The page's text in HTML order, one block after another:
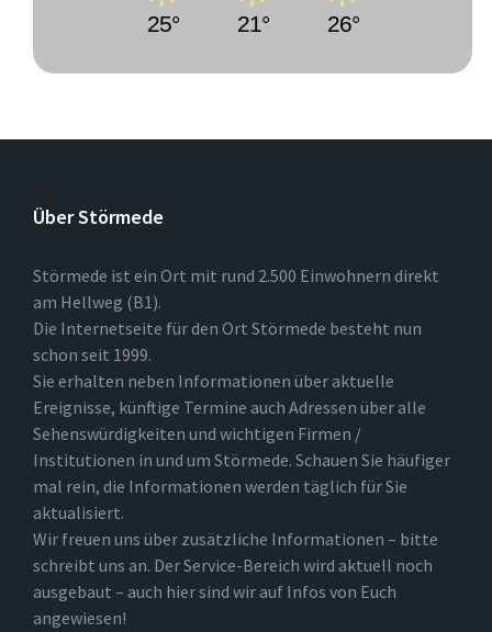
25° 21° 26°
Über Störmede
Störmede ist ein Ort mit rund 2.500 Einwohnern direkt
am Hellweg (B1).
Die Internetseite für den Ort Störmede besteht nun
schon seit 1999.
Sie erhalten neben Informationen über aktuelle
Ereignisse, künftige Termine auch Adressen über alle
Sehenswürdigkeiten und wichtigen Firmen /
Institutionen in und um Störmede. Schauen Sie häufiger
mal rein, die Informationen werden täglich für Sie
aktualisiert.
Wir freuen uns über zusätzliche Informationen – bitte
schreibt uns an. Der Service-Bereich wird aktuell noch
ausgebaut – auch hier sind wir auf Infos von Euch
angewiesen!